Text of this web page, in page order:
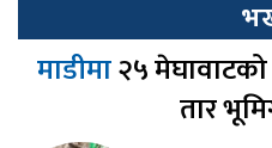
माडीमा२५
तार